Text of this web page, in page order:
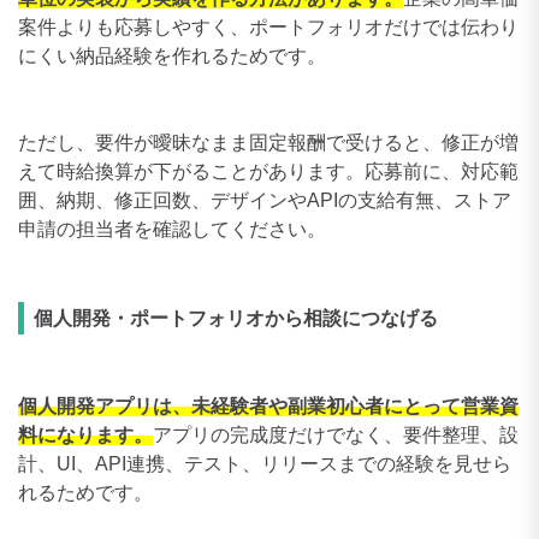
案件よりも応募しやすく、ポートフォリオだけでは伝わり
にくい納品経験を作れるためです。
ただし、要件が曖昧なまま固定報酬で受けると、修正が増
えて時給換算が下がることがあります。応募前に、対応範
囲、納期、修正回数、デザインやAPIの支給有無、ストア
申請の担当者を確認してください。
個人開発・ポートフォリオから相談につなげる
個人開発アプリは、未経験者や副業初心者にとって営業資
料になります。アプリの完成度だけでなく、要件整理、設
計、UI、API連携、テスト、リリースまでの経験を見せら
れるためです。